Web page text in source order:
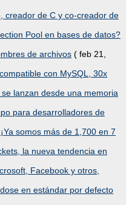
creador de C y co-creador de
Pool en bases de datos?
de archivos ( feb 21,
con MySQL, 30x
lanzan desde una memoria
para desarrolladores de
somos más de 1,700 en 7
la nueva tendencia en
Facebook y otros,
en estándar por defecto